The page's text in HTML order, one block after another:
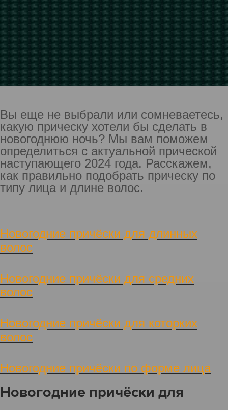
Вы еще не выбрали или сомневаетесь,
какую прическу хотели бы сделать в
новогоднюю ночь? Мы вам поможем
определиться с актуальной прической
наступающего 2024 года. Расскажем,
как правильно подобрать прическу по
типу лица и длине волос.
Новогодние причёски для длинных
волос
Новогодние причёски для средних
волос
Новогодние причёски для которких
волос
Новогодние причёски по форме лица
Новогодние причёски для